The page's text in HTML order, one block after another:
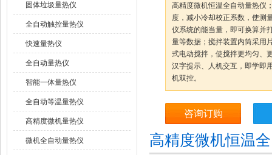
固体垃圾量热仪
全自动触控量热仪
快速量热仪
全自动量热仪
智能一体量热仪
全自动等温量热仪
高精度微机量热仪
微机全自动量热仪
高精度微机恒温全自动量热仪
度，减小冷却校正系数，使测
仪系统的能当量，即可换算并
量等数据；搅拌装置内筒采用
式电动搅拌，使搅拌更均匀、
汉字提示、人机交互，即学即
机双控。
咨询订购
高精度微机恒温